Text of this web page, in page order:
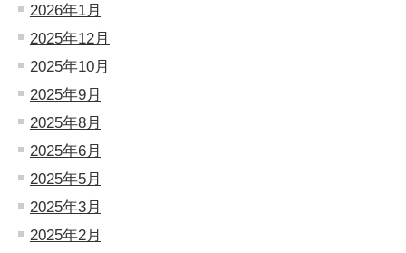
2026年1月
2025年12月
2025年10月
2025年9月
2025年8月
2025年6月
2025年5月
2025年3月
2025年2月